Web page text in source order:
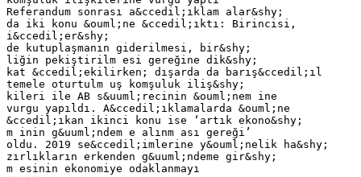
Referandum sonrası a&ccedil;ıklam alar&shy;
da iki konu &ouml;ne &ccedil;ıktı: Birincisi,
i&ccedil;er&shy;
de kutuplaşmanın giderilmesi, bir&shy;
liğin pekiştirilm esi gereğine dik&shy;
kat &ccedil;ekilirken; dışarda da barış&ccedil;ıl
temele oturtulm uş komşuluk iliş&shy;
kileri ile AB s&uuml;recinin &ouml;nem ine
vurgu yapıldı. A&ccedil;ıklamalarda &ouml;ne
&ccedil;ıkan ikinci konu ise ‘artık ekono&shy;
m inin g&uuml;ndem e alınm ası gereği’
oldu. 2019 se&ccedil;imlerine y&ouml;nelik ha&shy;
zırlıkların erkenden g&uuml;ndeme gir&shy;
m esinin ekonomiye odaklanmayı